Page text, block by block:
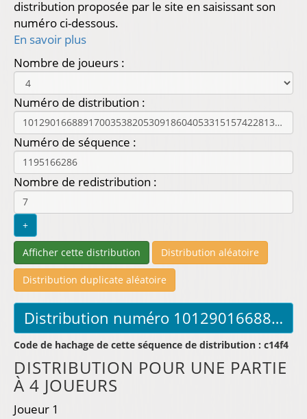
distribution proposée par le site en saisissant son
numéro ci-dessous.
En savoir plus
Nombre de joueurs :
Numéro de distribution :
Numéro de séquence :
Nombre de redistribution :
Code de hachage de cette séquence de distribution : c14f4
DISTRIBUTION POUR UNE PARTIE
À 4 JOUEURS
Joueur 1